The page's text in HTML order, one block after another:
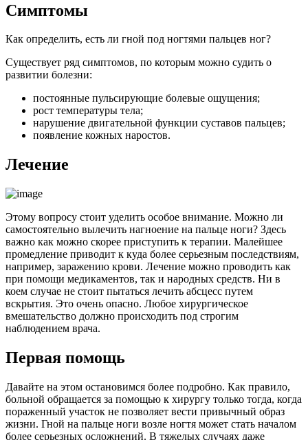
Симптомы
Как определить, есть ли гной под ногтями пальцев ног?
Существует ряд симптомов, по которым можно судить о
развитии болезни:
постоянные пульсирующие болевые ощущения;
рост температуры тела;
нарушение двигательной функции суставов пальцев;
появление кожных наростов.
Лечение
Этому вопросу стоит уделить особое внимание. Можно ли
самостоятельно вылечить нагноение на пальце ноги? Здесь
важно как можно скорее приступить к терапии. Малейшее
промедление приводит к куда более серьезным последствиям,
например, заражению крови. Лечение можно проводить как
при помощи медикаментов, так и народных средств. Ни в
коем случае не стоит пытаться лечить абсцесс путем
вскрытия. Это очень опасно. Любое хирургическое
вмешательство должно происходить под строгим
наблюдением врача.
Первая помощь
Давайте на этом остановимся более подробно. Как правило,
больной обращается за помощью к хирургу только тогда, когда
пораженный участок не позволяет вести привычный образ
жизни. Гной на пальце ноги возле ногтя может стать началом
более серьезных осложнений. В тяжелых случаях даже